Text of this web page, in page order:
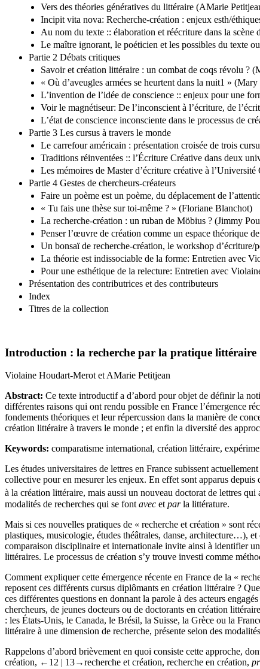
Vers des théories génératives du littéraire (AMarie
Incipit vita nova: Recherche-création : enjeux esth/
Au nom du texte :: élaboration et réécriture dans la
Le maître ignorant, le poéticien et les possibles du texte
Partie 2 Débats critiques
Savoir et création littéraire : un combat de coqs révolu ?
« Où d’aveugles armées se heurtent dans la nuit1 »
L’invention de l’idée de conscience :: enjeux pour une
Voir le magnétiseur: De l’inconscient à l’écriture, de
L’état de conscience inconsciente dans le processus de
Partie 3 Les cursus à travers le monde
Le carrefour américain : présentation croisée de trois
Traditions réinventées :: l’Écriture Créative dans deux
Les mémoires de Master d’écriture créative à
Partie 4 Gestes de chercheurs-créateurs
Faire un poème est un poème, du déplacement de
« Tu fais une thèse sur toi-même ? » (Floriane Blanchot)
La recherche-création : un ruban de Möbius ? (Jimmy
Penser l’œuvre de création comme un espace théorique
Un bonsaï de recherche-création, le workshop d’écriture/
La théorie est indissociable de la forme: Entretien avec
Pour une esthétique de la relecture: Entretien avec
Présentation des contributrices et des contributeurs
Index
Titres de la collection
Introduction : la recherche par la pratique littéraire
Violaine Houdart-Merotet AMarie Petitjean
Abstract: Ce texte introductif a d’abord pour objet de définir la
différentes raisons qui ont rendu possible en France l’émergence
fondements théoriques et leur répercussion dans la manière de
création littéraire à travers le monde ; et enfin la diversité des
Keywords: comparatisme international, création littéraire,
Les études universitaires de lettres en France subissent
collective pour en mesurer les enjeux. En effet sont apparus depuis
à la création littéraire, mais aussi un nouveau doctorat de lettres
modalités de recherches qui se font avec et parla littérature.
Mais si ces nouvelles pratiques de « recherche et création » sont
plastiques, musicologie, études théâtrales, danse, architecture…),
comparaison disciplinaire et internationale invite ainsi à identifier
littéraires. Le processus de création s’y trouve investi comme
Comment expliquer cette émergence récente en France de la «
reposent ces différents cursus diplômants en création littéraire ?
ces différentes questions en donnant la parole à des acteurs
chercheurs, de jeunes docteurs ou de doctorants en création
: les États-Unis, le Canada, le Brésil, la Suisse, la Grèce ou la
littéraire à une dimension de recherche, présente selon des
Rappelons d’abord brièvement en quoi consiste cette approche,
création, ←12 | 13→recherche et création, recherche en création,